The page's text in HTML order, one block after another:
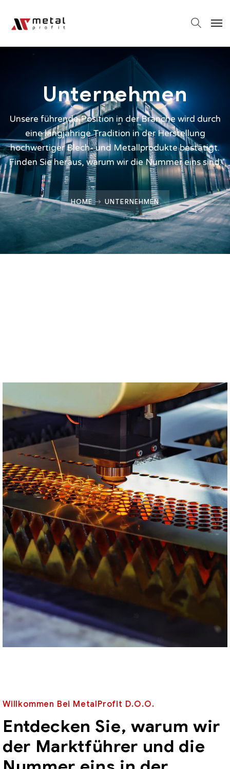
Unternehmen
Unsere führende Position in der Branche wird durch
eine langjährige Tradition in der Herstellung
hochwertiger Blech- und Metallprodukte bestätigt.
Finden Sie heraus, warum wir die Nummer eins sind.
HOME UNTERNEHMEN
Willkommen Bei MetalProfit D.O.O.
Entdecken Sie, warum wir
der Marktführer und die